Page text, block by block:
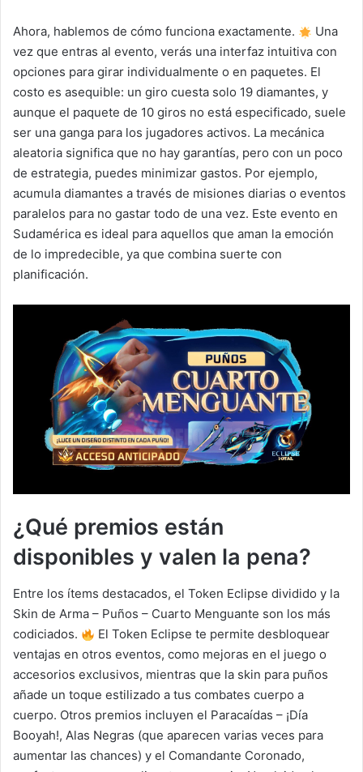
Ahora, hablemos de cómo funciona exactamente.
Una
vez que entras al evento, verás una interfaz intuitiva con
opciones para girar individualmente o en paquetes. El
costo es asequible: un giro cuesta solo 19 diamantes, y
aunque el paquete de 10 giros no está especificado, suele
ser una ganga para los jugadores activos. La mecánica
aleatoria significa que no hay garantías, pero con un poco
de estrategia, puedes minimizar gastos. Por ejemplo,
acumula diamantes a través de misiones diarias o eventos
paralelos para no gastar todo de una vez. Este evento en
Sudamérica es ideal para aquellos que aman la emoción
de lo impredecible, ya que combina suerte con
planificación.
¿Qué premios están
disponibles y valen la pena?
Entre los ítems destacados, el Token Eclipse dividido y la
Skin de Arma – Puños – Cuarto Menguante son los más
codiciados.
El Token Eclipse te permite desbloquear
ventajas en otros eventos, como mejoras en el juego o
accesorios exclusivos, mientras que la skin para puños
añade un toque estilizado a tus combates cuerpo a
cuerpo. Otros premios incluyen el Paracaídas – ¡Día
Booyah!, Alas Negras (que aparecen varias veces para
aumentar las chances) y el Comandante Coronado,